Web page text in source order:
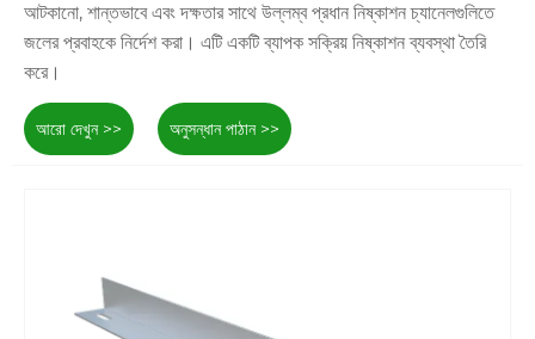
আটকানো, শান্তভাবে এবং দক্ষতার সাথে উল্লম্ব প্রধান নিষ্কাশন চ্যানেলগুলিতে
জলের প্রবাহকে নির্দেশ করা। এটি একটি ব্যাপক সক্রিয় নিষ্কাশন ব্যবস্থা তৈরি
করে।
আরো দেখুন >> অনুসন্ধান পাঠান >>